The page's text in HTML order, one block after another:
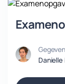
Danielle